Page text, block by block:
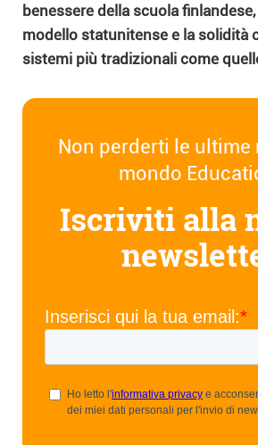
benessere della scuola
modello statunitense e la solidità
sistemi più tradizionali come
Non perderti le ultime
mondo
Iscriviti alla